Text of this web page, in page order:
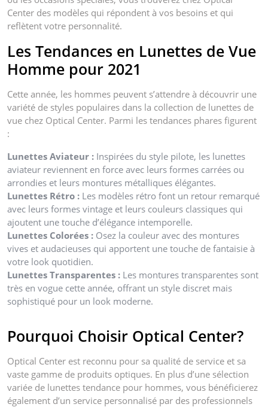
Center des modèles qui répondent à vos besoins et qui
reflètent votre personnalité.
Les Tendances en Lunettes de Vue
Homme pour 2021
Cette année, les hommes peuvent s’attendre à découvrir une
variété de styles populaires dans la collection de lunettes de
vue chez Optical Center. Parmi les tendances phares figurent
:
Lunettes Aviateur : Inspirées du style pilote, les lunettes
aviateur reviennent en force avec leurs formes carrées ou
arrondies et leurs montures métalliques élégantes.
Lunettes Rétro : Les modèles rétro font un retour remarqué
avec leurs formes vintage et leurs couleurs classiques qui
ajoutent une touche d’élégance intemporelle.
Lunettes Colorées : Osez la couleur avec des montures
vives et audacieuses qui apportent une touche de fantaisie à
votre look quotidien.
Lunettes Transparentes : Les montures transparentes sont
très en vogue cette année, offrant un style discret mais
sophistiqué pour un look moderne.
Pourquoi Choisir Optical Center?
Optical Center est reconnu pour sa qualité de service et sa
vaste gamme de produits optiques. En plus d’une sélection
variée de lunettes tendance pour hommes, vous bénéficierez
également d’un service personnalisé par des professionnels